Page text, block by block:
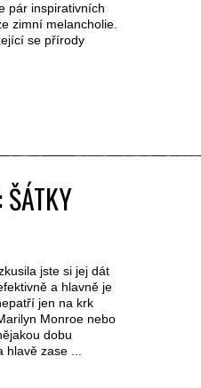
pár inspirativních
zimní melancholie.
se přírody
ŠÁTKY
jste si jej dát
a hlavně je
jen na krk
Monroe nebo
dobu
zase ...